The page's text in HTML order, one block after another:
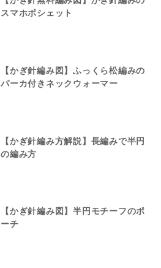
スマホポシェット
【かぎ針編み図】ふっくら松編みの
パーカ付きネックウォーマー
【かぎ針編み方解説】長編みで半円
の編み方
【かぎ針編み図】半円モチーフのポ
ーチ